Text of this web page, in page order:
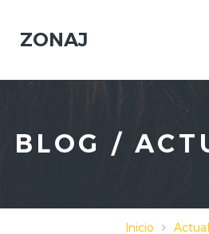
ZONAJ
BLOG /
Inicio